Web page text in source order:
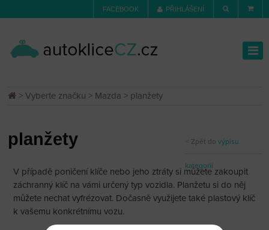
FACEBOOK PŘIHLÁŠENÍ
>Vyberte značku > Mazda > planžety
Zpět dovýpisu
kategorií
planžety
V případě poničení klíče nebo jeho ztráty si můžete zakoupit
záchranný klíč na vámi určený typ vozidla. Planžetu si do něj
můžete nechat vyfrézovat. Dočasně využijete také plastový klíč
k vašemu konkrétnímu vozu.